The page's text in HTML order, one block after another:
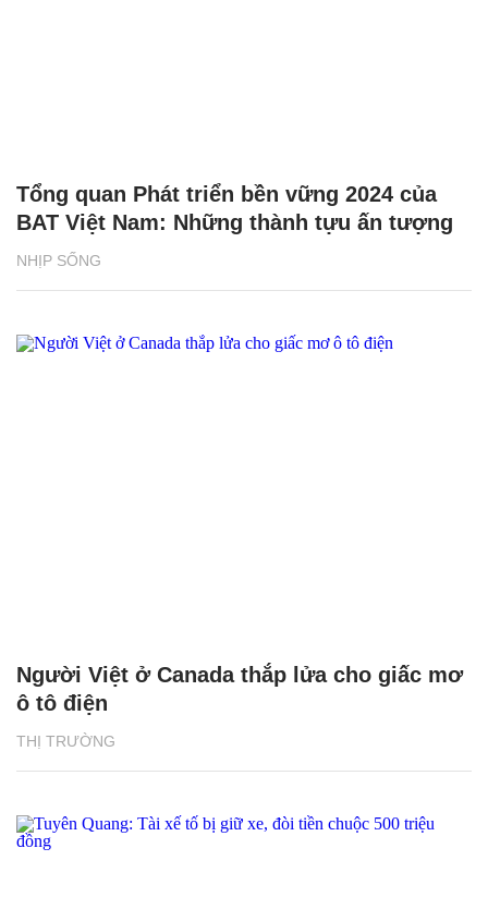
NHỊP SỐNG
Tổng quan Phát triển bền vững 2024 của
BAT Việt Nam: Những thành tựu ấn tượng
THỊ TRƯỜNG
Người Việt ở Canada thắp lửa cho giấc mơ
ô tô điện